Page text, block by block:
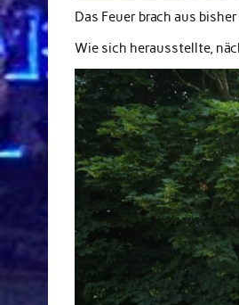
Das Feuer brach aus
Wie sich herausstellte,